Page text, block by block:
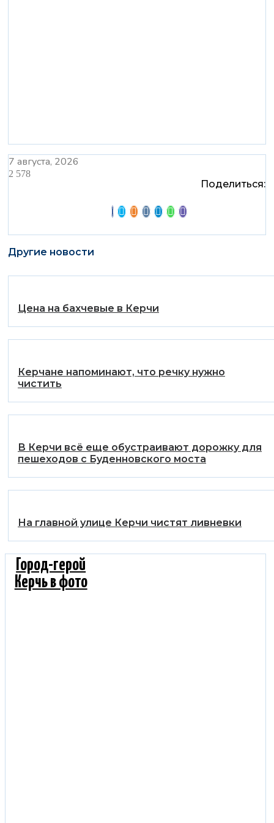
7 августа, 2026
2 578
Поделиться:
Другие новости
Цена на бахчевые в Керчи
Керчане напоминают, что речку нужно
чистить
В Керчи всё еще обустраивают дорожку для
пешеходов с Буденновского моста
На главной улице Керчи чистят ливневки
Город-герой
Керчь в фото